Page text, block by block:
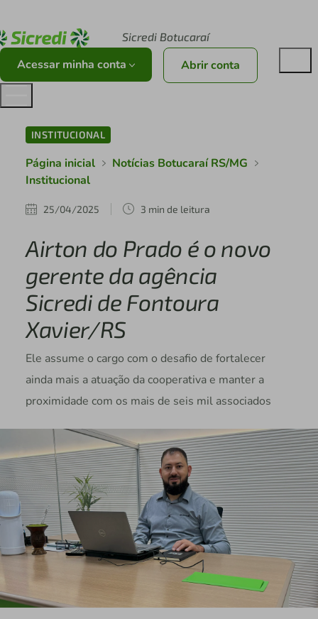
Sicredi Botucaraí
Acessar minha conta Abrir conta
INSTITUCIONAL
Página inicial
Notícias Botucaraí RS/MG
Institucional
25/04/2025 3 min de leitura
Airton do Prado é o novo
gerente da agência
Sicredi de Fontoura
Xavier/RS
Ele assume o cargo com o desafio de fortalecer
ainda mais a atuação da cooperativa e manter a
proximidade com os mais de seis mil associados